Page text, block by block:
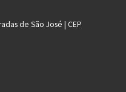
de São José | CEP